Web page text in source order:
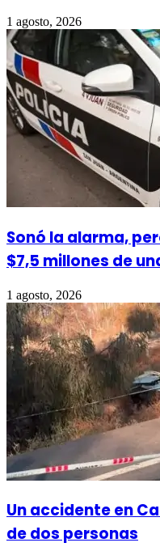
1 agosto, 2026
Sonó la alarma,
$7,5 millones de
1 agosto, 2026
Un accidente en
de dos personas